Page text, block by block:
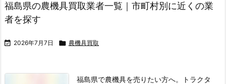
福島県の農機具買取業者一覧｜市町村別に近くの業
者を探す
 2026年7月7日  農機具買取
福島県で農機具を売りたい方へ。トラクタ